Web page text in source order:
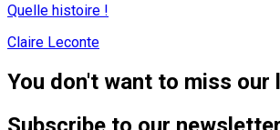
Quelle histoire !
Claire Leconte
You don't want to miss